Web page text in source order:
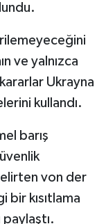
ve yalnızca
Ukrayna
kullandı.
barış
von der
bir kısıtlama